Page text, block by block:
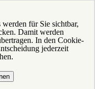
für Sie sichtbar,
Damit werden
In den Cookie-
jederzeit